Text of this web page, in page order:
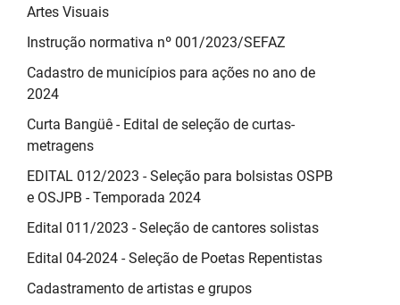
Artes Visuais
Instrução normativa nº 001/2023/SEFAZ
Cadastro de municípios para ações no ano de
2024
Curta Bangüê - Edital de seleção de curtas-
metragens
EDITAL 012/2023 - Seleção para bolsistas OSPB
e OSJPB - Temporada 2024
Edital 011/2023 - Seleção de cantores solistas
Edital 04-2024 - Seleção de Poetas Repentistas
Cadastramento de artistas e grupos